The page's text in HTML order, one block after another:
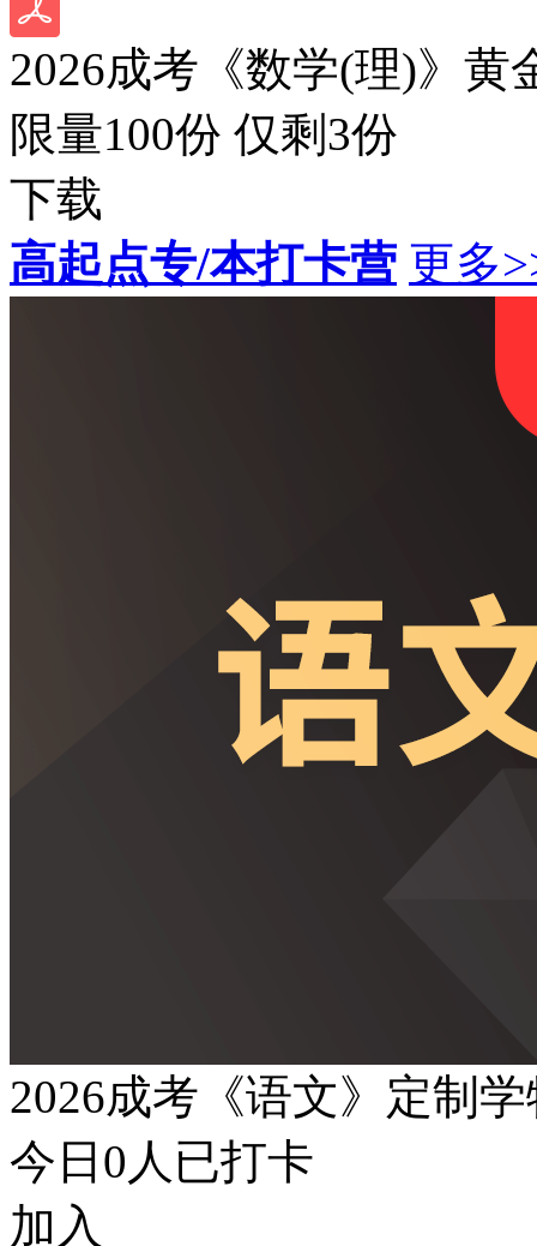
2026成考《数学(理)》黄
限量100份 仅剩 3份
下载
高起点专/本打卡营 更多
2026成考《语文》定制
今日 0 人已打卡
加入